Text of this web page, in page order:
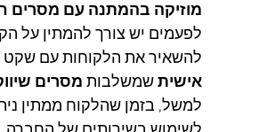
מוזיקה בהמתנה עם מסרים
לפעמים יש צורך להמתין על
להשאיר את הלקוחות עם שקט
אישית שמשלבות מסרים
למשל, בזמן שהלקוח ממתין